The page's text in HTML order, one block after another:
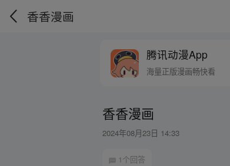
香香漫画
腾讯动漫App
海量正版漫画畅快看
香香漫画
2024年08月23日 14:33
1个回答